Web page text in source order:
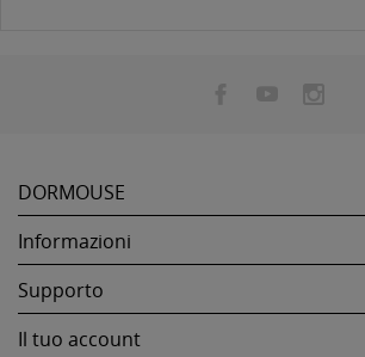
DORMOUSE
Informazioni
Supporto
Il tuo account